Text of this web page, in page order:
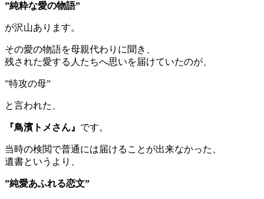
”純粋な愛の物語”
が沢山あります。
その愛の物語を母親代わりに聞き、
残された愛する人たちへ思いを届けていたのが、
”特攻の母”
と言われた、
『鳥濱トメさん』 です。
当時の検閲で普通には届けることが出来なかった、
遺書というより、
”純愛あふれる恋文”